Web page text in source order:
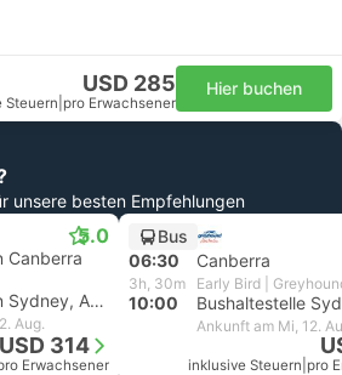
USD 285
Steuern pro Erwachsener
Hier buchen
unsere besten Empfehlungen
5.0
Canberra
SYD Flughafen Sydney, Australien
Aug.
USD 314
Erwachsener
Bus
06:30
Canberra
3h, 30m Early Bird |
10:00
Ankunft am Mi, 12.
inklusive Steuern pro